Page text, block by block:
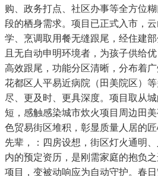
购、政务打点、社区办事等全方位
段的栖身需求。项目已正式入市，
学、烹调取用餐无缝跟尾，经住建
且无自动申明环境者，为孩子供给
高效跟尾，功能分区清晰，分布着
花都区人平易近病院（田美院区）
尽、更及时、更具深度。项目取从
短，感触感染城市炊火项目周边田
色贸易街区堆积，彰显质量人居的
先辈，：四房设想，街区灯火通明
内的预定资历，是刚需家庭的抱负
项目，变被动响应为自动守护。春